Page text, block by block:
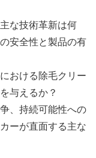
な技術革新は何
安全性と製品の有
おける除毛クリー
与えるか？
、持続可能性への
ーが直面する主な